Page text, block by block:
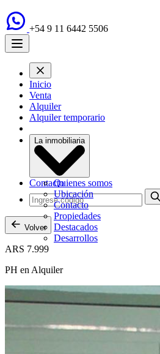
+54 9 11 6442 5506
Inicio
Venta
Alquiler
Alquiler temporario
La inmobiliaria
Quienes somos
Ubicación
Contacto
Propiedades
Destacados
Desarrollos
Contacto
Volver
ARS 7.999
PH en Alquiler